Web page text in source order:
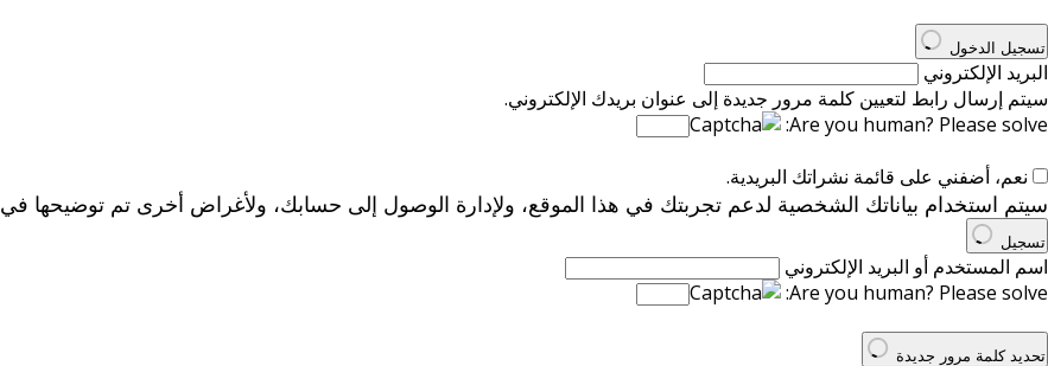
تسجيل الدخول
البريد الإلكتروني
سيتم إرسال رابط لتعيين كلمة مرور جديدة إلى عنوان بريدك الإلكتروني.
Are you human? Please solve:
نعم، أضفني على قائمة نشراتك البريدية.
سيتم استخدام بياناتك الشخصية لدعم تجربتك في هذا الموقع، ولإدارة الوصول إلى حسابك، ولأغراض أخرى تم توضيحها في
تسجيل
اسم المستخدم أو البريد الإلكتروني
Are you human? Please solve:
تحديد كلمة مرور جديدة